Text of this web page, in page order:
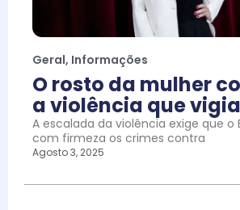
Geral, Informações
O rosto da mulher
a violência que
A escalada da violência exige que o
com firmeza os crimes contra
Agosto 3, 2025